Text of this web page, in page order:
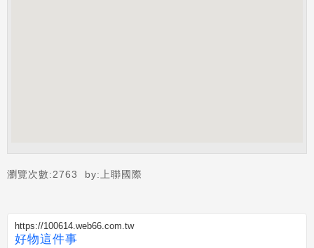
瀏覽次數:2763 by:上聯國際
https://100614.web66.com.tw
好物這件事